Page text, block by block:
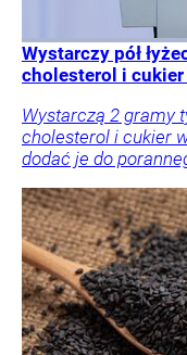
Wystarczy pół
cholesterol i cukier
Wystarczą 2 gramy
cholesterol i cukier
dodać je do